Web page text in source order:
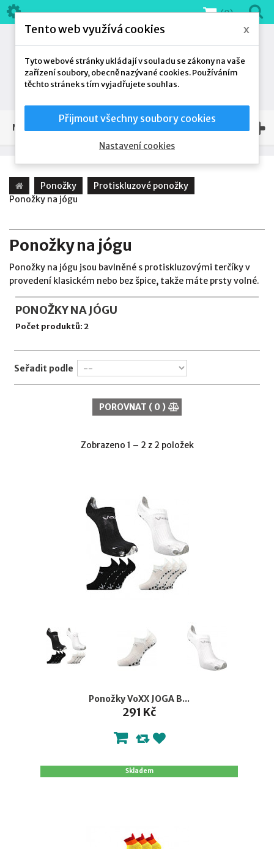
(0)
NAŠE NABÍDKA
Ponožky
Protiskluzové ponožky
Ponožky na jógu
Ponožky na jógu
Ponožky na jógu jsou bavlněné s protiskluzovými terčíky v
provedení klasickém nebo bez špice, takže máte prsty volné.
PONOŽKY NA JÓGU
Počet produktů: 2
Seřadit podle
POROVNAT ( 0)
Zobrazeno 1 – 2 z 2 položek
Ponožky VoXX JOGA B...
291 Kč
Skladem
Tento web využívá cookies x
Tyto webové stránky ukládají v souladu se zákony na vaše
zařízení soubory, obecně nazývané cookies. Používáním
těchto stránek s tím vyjadřujete souhlas.
Přijmout všechny soubory cookies
Nastavení cookies